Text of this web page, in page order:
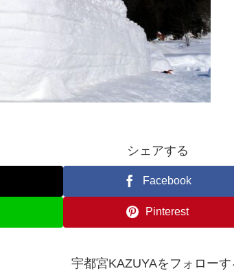
シェアする
Facebook
Pinterest
宇都宮KAZUYAをフォローす